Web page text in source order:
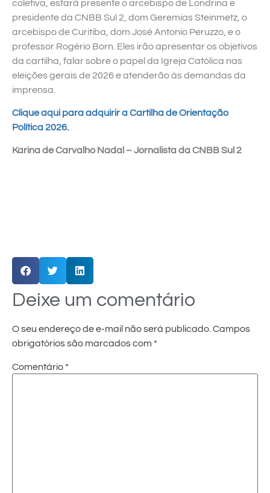
coletiva, estará presente o arcebispo de Londrina e
presidente da CNBB Sul 2, dom Geremias Steinmetz, o
arcebispo de Curitiba, dom José Antonio Peruzzo, e o
professor Rogério Born. Eles irão apresentar os objetivos
da cartilha, falar sobre o papel da Igreja Católica nas
eleições gerais de 2026 e atenderão às demandas da
imprensa.
Clique aqui para adquirir a Cartilha de Orientação
Política 2026.
Karina de Carvalho Nadal – Jornalista da CNBB Sul 2
Deixe um comentário
O seu endereço de e-mail não será publicado. Campos
obrigatórios são marcados com *
Comentário *